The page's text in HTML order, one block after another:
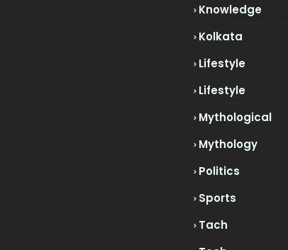
Knowledge
Kolkata
Lifestyle
Lifestyle
Mythological
Mythology
Politics
Sports
Tach